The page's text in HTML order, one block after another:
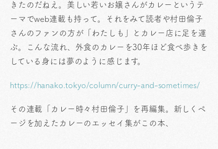
きたのだねえ。美しい若いお嬢さんがカレーというテ
ーマでweb連載も持って。それをみて読者や村田倫子
さんのファンの方が「わたしも」とカレー店に足を運
ぶ。こんな流れ、外食のカレーを30年ほど食べ歩きを
している身には夢のように感じます。
https://hanako.tokyo/column/curry-and-sometimes/
その連載「カレー時々村田倫子」を再編集。新しくペ
ージを加えたカレーのエッセイ集がこの本、